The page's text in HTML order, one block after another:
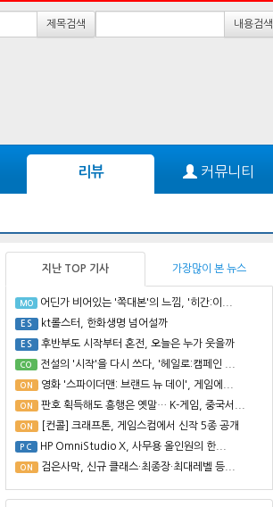
제목검색 내용검색
리뷰 커뮤니티
지난 TOP 기사 가장많이 본 뉴스
MO 어딘가 비어있는 '쪽대본'의 느낌, '히간:이...
ES kt롤스터, 한화생명 넘어설까
ES 후반부도 시작부터 혼전, 오늘은 누가 웃을까
CO 전설의 '시작'을 다시 쓰다, '헤일로:캠페인 ...
ON 영화 '스파이더맨: 브랜드 뉴 데이', 게임에...
ON 판호 획득해도 흥행은 옛말… K-게임, 중국서...
ON [컨콜] 크래프톤, 게임스컴에서 신작 5종 공개
PC HP OmniStudio X, 사무용 올인원의 한...
ON 검은사막, 신규 클래스·최종장·최대레벨 등...